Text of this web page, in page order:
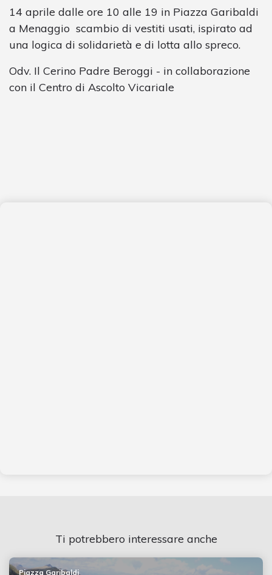
14 aprile dalle ore 10 alle 19 in Piazza Garibaldi
a Menaggio scambio di vestiti usati, ispirato ad
una logica di solidarietà e di lotta allo spreco.
Odv. Il Cerino Padre Beroggi - in collaborazione
con il Centro di Ascolto Vicariale
Ti potrebbero interessare anche
Piazza Garibaldi